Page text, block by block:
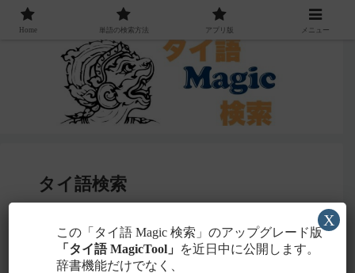
タイ語検索
・聞こえたタイ語を一番近いと感じるローマ字
に置き換えて検索！
Home 単語の検索方法 アプリ版 メニュー
この「タイ語 Magic 検索」のアップグレード版
「タイ語 MagicTool」
を近日中に公開します。
辞書機能だけでなく、
X